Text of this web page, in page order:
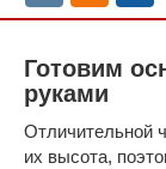
Готовим
руками
Отличительной
их высота,